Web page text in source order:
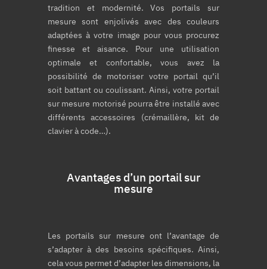
tradition et modernité. Vos portails sur
mesure sont enjolivés avec des couleurs
adaptées à votre image pour vous procurez
finesse et aisance. Pour une utilisation
optimale et confortable, vous avez la
possibilité de motoriser votre portail qu’il
soit battant ou coulissant. Ainsi, votre portail
sur mesure motorisé pourra être installé avec
différents accessoires (crémaillère, kit de
clavier à code…).
Avantages d’un portail sur
mesure
Les portails sur mesure ont l’avantage de
s’adapter à des besoins spécifiques. Ainsi,
cela vous permet d’adapter les dimensions, la